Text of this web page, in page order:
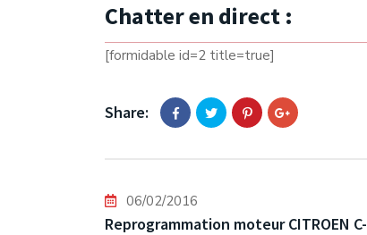
Chatter en direct :
[formidable id=2 title=true]
Share:
06/02/2016
Reprogrammation moteur CITROEN C-